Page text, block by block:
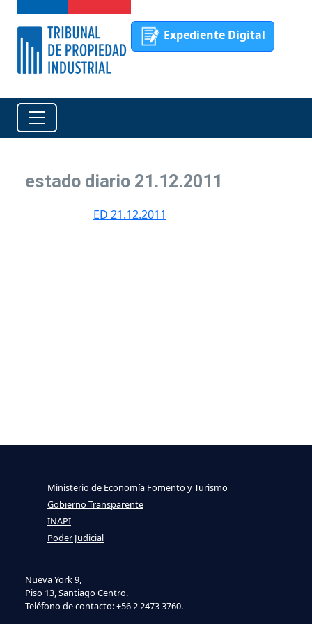
Expediente Digital
estado diario 21.12.2011
ED 21.12.2011
Nueva York 9,
Piso 13, Santiago Centro.
Teléfono de contacto: +56 2 2473 3760.
Ministerio de Economía Fomento y Turismo
Gobierno Transparente
INAPI
Poder Judicial